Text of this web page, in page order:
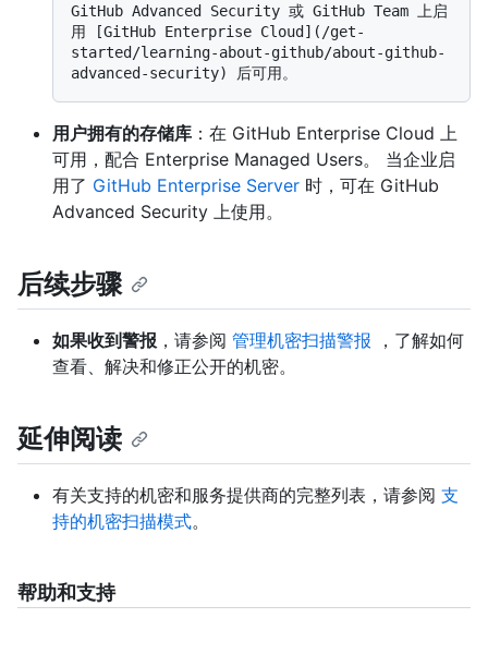
GitHub Advanced Security 或 GitHub Team 上启
用 [GitHub Enterprise Cloud](/get-
started/learning-about-github/about-github-
用户拥有的存储库 ：在 GitHub Enterprise Cloud 上
可用，配合 Enterprise Managed Users。 当企业启
用了 GitHub Enterprise Server 时，可在 GitHub
Advanced Security 上使用。
后续步骤
如果收到警报 ，请参阅 管理机密扫描警报 ，了解如何
查看、解决和修正公开的机密。
延伸阅读
有关支持的机密和服务提供商的完整列表，请参阅 支
持的机密扫描模式。
帮助和支持